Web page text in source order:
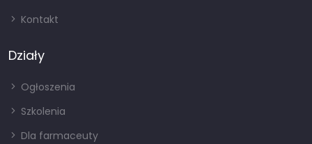
Kontakt
Działy
Ogłoszenia
Szkolenia
Dla farmaceuty